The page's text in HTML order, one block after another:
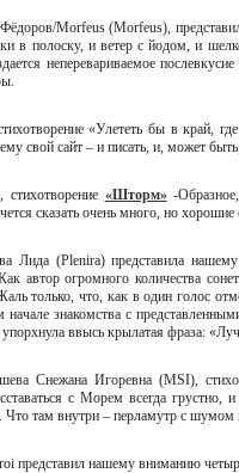
Morfeus (Morfeus),
в полоску, и ветер с йодом, и
неперевариваемое
«Улететь бы в край,
свой сайт – и писать, и, может
стихотворение «Шторм»-Образное,
сказать очень много, но
Лида (Plenira) представила
автор огромного количества
только, что, как в один голос
знакомства с
ввысь крылатая фраза:
Снежана Игоревна (MSI),
с Морем всегда
Что там внутри – перламутр с
представил нашему вниманию